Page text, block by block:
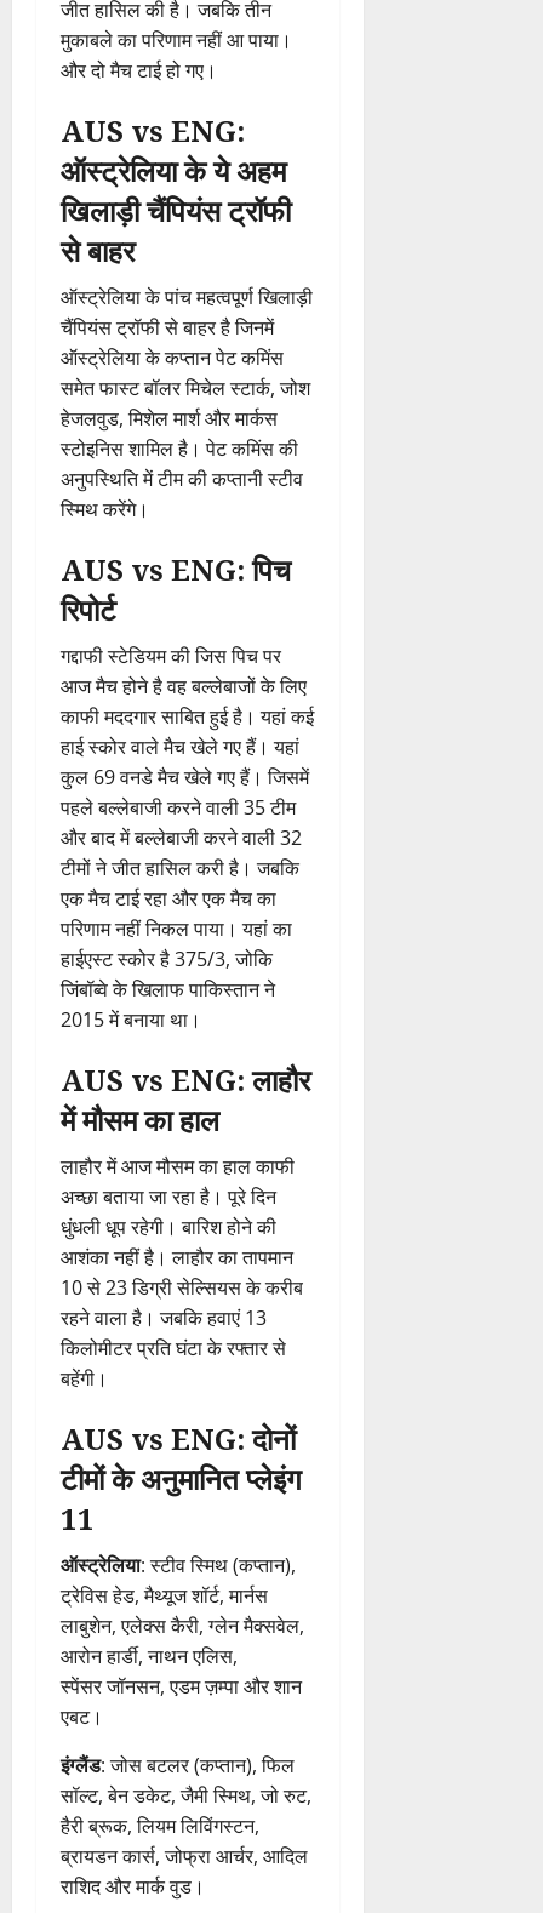
जीत हासिल की है। जबकि तीन
मुकाबले का परिणाम नहीं आ पाया।
और दो मैच टाई हो गए।
AUS vs ENG:
ऑस्ट्रेलिया के ये अहम
खिलाड़ी चैंपियंस ट्रॉफी
से बाहर
ऑस्ट्रेलिया के पांच महत्वपूर्ण खिलाड़ी
चैंपियंस ट्रॉफी से बाहर है जिनमें
ऑस्ट्रेलिया के कप्तान पेट कमिंस
समेत फास्ट बॉलर मिचेल स्टार्क, जोश
हेजलवुड, मिशेल मार्श और मार्कस
स्टोइनिस शामिल है। पेट कमिंस की
अनुपस्थिति में टीम की कप्तानी स्टीव
स्मिथ करेंगे।
AUS vs ENG: पिच
रिपोर्ट
गद्दाफी स्टेडियम की जिस पिच पर
आज मैच होने है वह बल्लेबाजों के लिए
काफी मददगार साबित हुई है। यहां कई
हाई स्कोर वाले मैच खेले गए हैं। यहां
कुल 69 वनडे मैच खेले गए हैं। जिसमें
पहले बल्लेबाजी करने वाली 35 टीम
और बाद में बल्लेबाजी करने वाली 32
टीमों ने जीत हासिल करी है। जबकि
एक मैच टाई रहा और एक मैच का
परिणाम नहीं निकल पाया। यहां का
हाईएस्ट स्कोर है 375/3, जोकि
जिंबॉब्वे के खिलाफ पाकिस्तान ने
2015 में बनाया था।
AUS vs ENG: लाहौर
में मौसम का हाल
लाहौर में आज मौसम का हाल काफी
अच्छा बताया जा रहा है। पूरे दिन
धुंधली धूप रहेगी। बारिश होने की
आशंका नहीं है। लाहौर का तापमान
10 से 23 डिग्री सेल्सियस के करीब
रहने वाला है। जबकि हवाएं 13
किलोमीटर प्रति घंटा के रफ्तार से
बहेंगी।
AUS vs ENG: दोनों
टीमों के अनुमानित प्लेइंग
11
ऑस्ट्रेलिया: स्टीव स्मिथ (कप्तान),
ट्रेविस हेड, मैथ्यूज शॉर्ट, मार्नस
लाबुशेन, एलेक्स कैरी, ग्लेन मैक्सवेल,
आरोन हार्डी, नाथन एलिस,
स्पेंसर जॉनसन, एडम ज़म्पा और शान
एबट।
इंग्लैंड: जोस बटलर (कप्तान), फिल
सॉल्ट, बेन डकेट, जैमी स्मिथ, जो रुट,
हैरी ब्रूक, लियम लिविंगस्टन,
ब्रायडन कार्स, जोफ्रा आर्चर, आदिल
राशिद और मार्क वुड।